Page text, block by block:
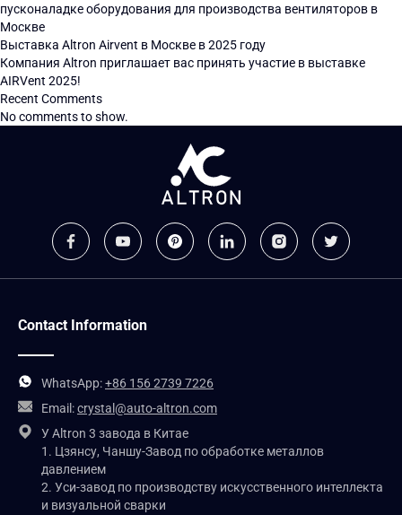
пусконаладке оборудования для производства вентиляторов в
Москве
Выставка Altron Airvent в Москве в 2025 году
Компания Altron приглашает вас принять участие в выставке
AIRVent 2025!
Recent Comments
No comments to show.
Contact Information
WhatsApp:+86 156 2739 7226
Email:crystal@auto-altron.com
У Altron 3 завода в Китае
1. Цзянсу, Чаншу-Завод по обработке металлов
давлением
2. Уси-завод по производству искусственного интеллекта
и визуальной сварки